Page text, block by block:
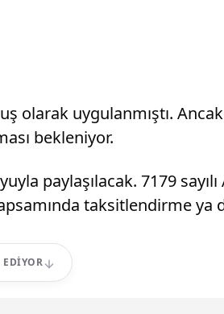
olarak uygulanmıştı.
bekleniyor.
paylaşılacak. 7179
taksitlendirme
EDIYOR